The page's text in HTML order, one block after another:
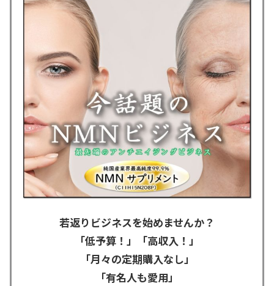
若返りビジネスを始めませんか？
「低予算！」「高収入！」
「月々の定期購入なし」
「有名人も愛用」